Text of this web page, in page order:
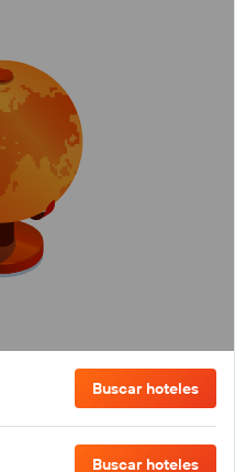
Buscar hoteles
Buscar hoteles